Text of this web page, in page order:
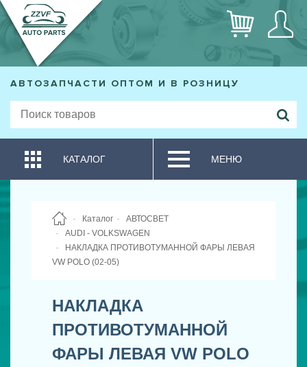
АВТОЗАПЧАСТИ ОПТОМ И В РОЗНИЦУ
КАТАЛОГ МЕНЮ
Каталог
АВТОСВЕТ
AUDI - VOLKSWAGEN
НАКЛАДКА ПРОТИВОТУМАННОЙ ФАРЫ ЛЕВАЯ
VW POLO (02-05)
НАКЛАДКА
ПРОТИВОТУМАННОЙ
ФАРЫ ЛЕВАЯ VW POLO